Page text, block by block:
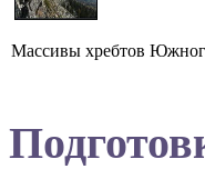
Массивы хребтов